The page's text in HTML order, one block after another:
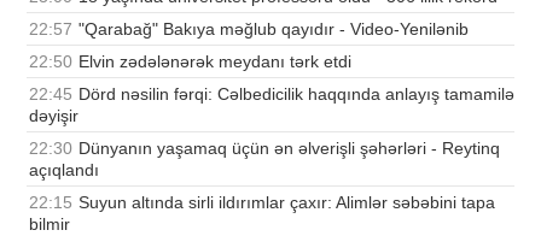
22:57 "Qarabağ" Bakıya məğlub qayıdır - Video-Yenilənib
22:50 Elvin zədələnərək meydanı tərk etdi
22:45 Dörd nəsilin fərqi: Cəlbedicilik haqqında anlayış tamamilə
dəyişir
22:30 Dünyanın yaşamaq üçün ən əlverişli şəhərləri - Reytinq
açıqlandı
22:15 Suyun altında sirli ildırımlar çaxır: Alimlər səbəbini tapa
bilmir